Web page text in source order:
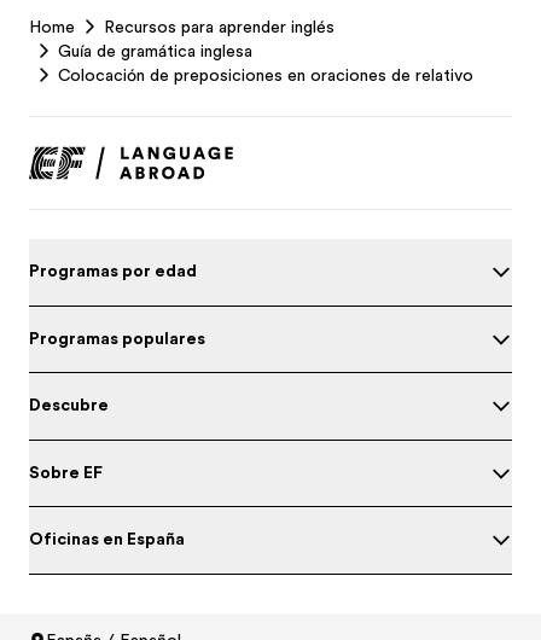
Footer
Home
Recursos para aprender inglés
Guía de gramática inglesa
Colocación de preposiciones en oraciones de relativo
Programas por edad
Programas populares
Descubre
Sobre EF
Oficinas en España